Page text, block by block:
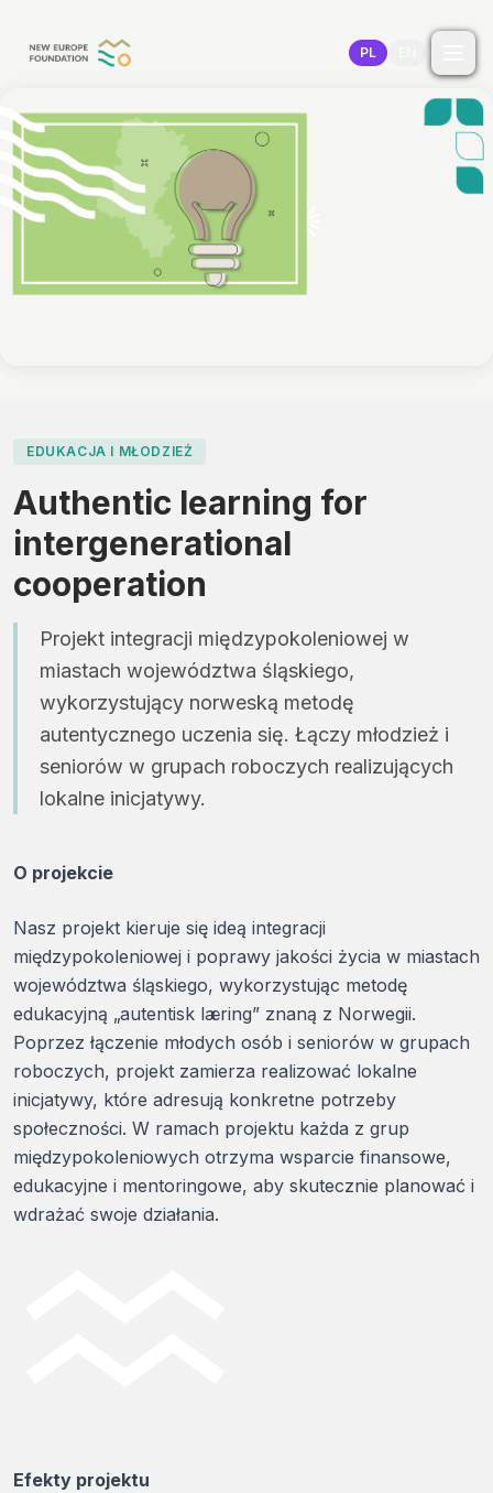
PL
EDUKACJA I MŁODZIEŻ
Authentic learning for
intergenerational
cooperation
Projekt integracji międzypokoleniowej w
miastach województwa śląskiego,
wykorzystujący norweską metodę
autentycznego uczenia się. Łączy młodzież i
seniorów w grupach roboczych realizujących
lokalne inicjatywy.
O projekcie
Nasz projekt kieruje się ideą integracji
międzypokoleniowej i poprawy jakości życia w miastach
województwa śląskiego, wykorzystując metodę
edukacyjną „autentisk læring” znaną z Norwegii.
Poprzez łączenie młodych osób i seniorów w grupach
roboczych, projekt zamierza realizować lokalne
inicjatywy, które adresują konkretne potrzeby
społeczności. W ramach projektu każda z grup
międzypokoleniowych otrzyma wsparcie finansowe,
edukacyjne i mentoringowe, aby skutecznie planować i
wdrażać swoje działania.
Efekty projektu